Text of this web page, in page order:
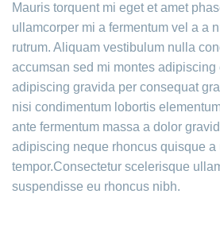
Mauris torquent mi eget et amet
ullamcorper mi a fermentum vel a a
rutrum. Aliquam vestibulum nulla
accumsan sed mi montes adipiscing
adipiscing gravida per consequat
nisi condimentum lobortis
ante fermentum massa a dolor
adipiscing neque rhoncus quisque a
tempor.Consectetur scelerisque
suspendisse eu rhoncus nibh.